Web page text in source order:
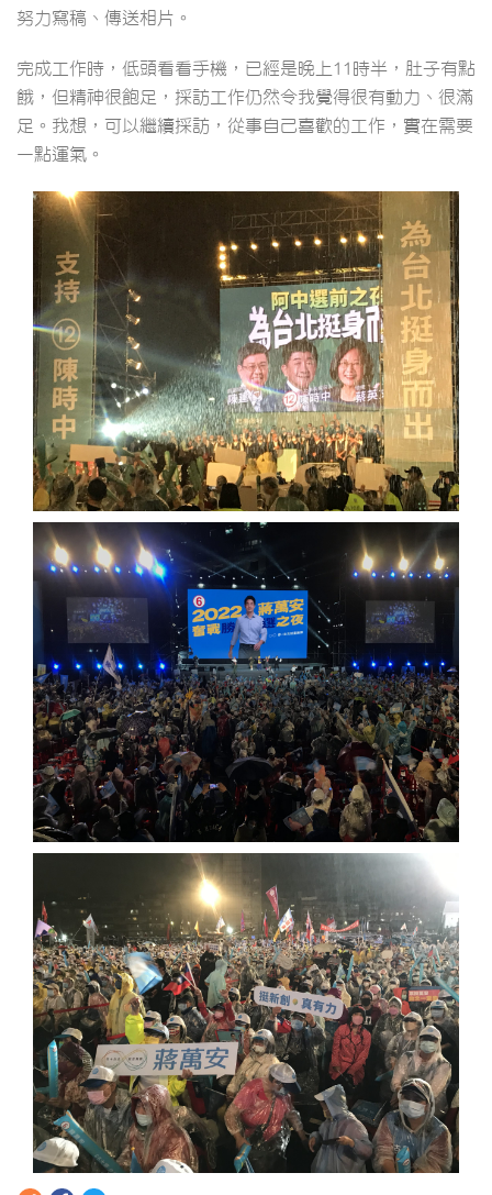
努力寫稿、傳送相片。
完成工作時，低頭看看手機，已經是晚上11時半，肚子有點
餓，但精神很飽足，採訪工作仍然令我覺得很有動力、很滿
足。我想，可以繼續採訪，從事自己喜歡的工作，實在需要
一點運氣。